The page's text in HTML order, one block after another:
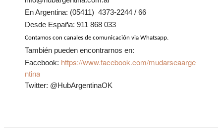
En Argentina: (05411) 4373-2244 / 66
Desde España: 911 868 033
Contamos con canales de comunicación via Whatsapp.
También pueden encontrarnos en:
Facebook: https://www.facebook.com/mudarseaarge
ntina
Twitter: @HubArgentinaOK